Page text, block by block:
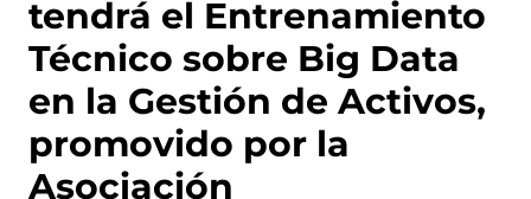
tendrá el Entrenamiento
Técnico sobre Big Data
en la Gestión de Activos,
promovido por la
Asociación